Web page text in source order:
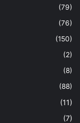
(79)
(76)
(150)
(2)
(8)
(88)
(11)
(7)